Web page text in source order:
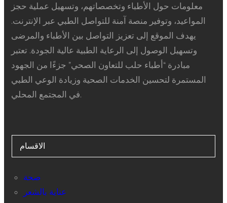
معلومات حول الأطباء وتخصصاتهم، وتسهيل عملية حجز
المواعيد، وتوفير منصة آمنة للتواصل الطبي عبر الإنترنت.
يهدف الموقع إلى تعزيز التواصل بين الأطباء والمرضى
وتسهيل الوصول إلى الرعاية الطبية عالية الجودة. تعتبر
مبادرة “أطباء حلب للتعاون الصحي” جزءًا من الجهود
المستمرة لتحسين الخدمات الصحية وزيادة الوعي الطبي
في المجتمع المحلي.
الاقسام
صحة
عناية بالشعر